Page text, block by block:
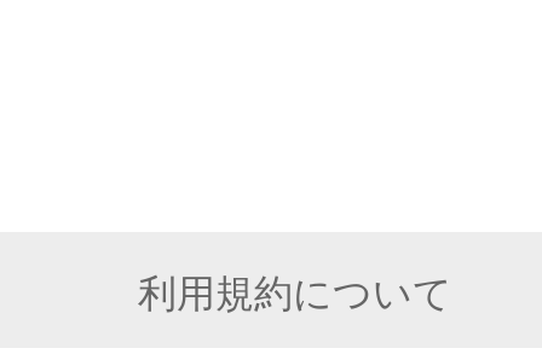
利用規約について